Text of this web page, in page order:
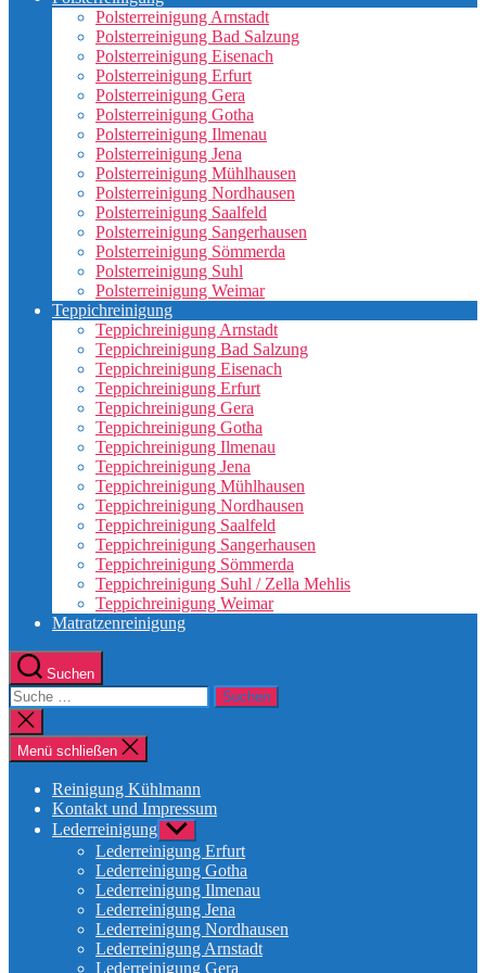
Polsterreinigung Arnstadt
Polsterreinigung Bad Salzung
Polsterreinigung Eisenach
Polsterreinigung Erfurt
Polsterreinigung Gera
Polsterreinigung Gotha
Polsterreinigung Ilmenau
Polsterreinigung Jena
Polsterreinigung Mühlhausen
Polsterreinigung Nordhausen
Polsterreinigung Saalfeld
Polsterreinigung Sangerhausen
Polsterreinigung Sömmerda
Polsterreinigung Suhl
Polsterreinigung Weimar
Teppichreinigung
Teppichreinigung Arnstadt
Teppichreinigung Bad Salzung
Teppichreinigung Eisenach
Teppichreinigung Erfurt
Teppichreinigung Gera
Teppichreinigung Gotha
Teppichreinigung Ilmenau
Teppichreinigung Jena
Teppichreinigung Mühlhausen
Teppichreinigung Nordhausen
Teppichreinigung Saalfeld
Teppichreinigung Sangerhausen
Teppichreinigung Sömmerda
Teppichreinigung Suhl / Zella Mehlis
Teppichreinigung Weimar
Matratzenreinigung
Suchen
Suche
nach:
Suche
schließen
Menü schließen
Reinigung Kühlmann
Kontakt und Impressum
Lederreinigung Untermenü
anzeigen
Lederreinigung Erfurt
Lederreinigung Gotha
Lederreinigung Ilmenau
Lederreinigung Jena
Lederreinigung Nordhausen
Lederreinigung Arnstadt
Lederreinigung Gera